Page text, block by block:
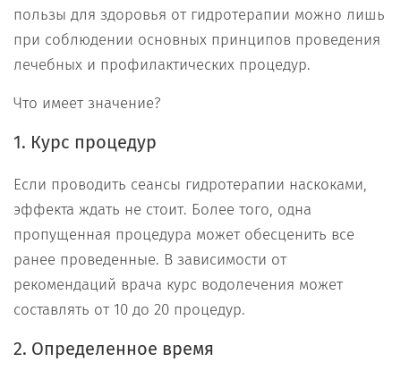
пользы для здоровья от гидротерапии можно лишь
при соблюдении основных принципов проведения
лечебных и профилактических процедур.
Что имеет значение?
1. Курс процедур
Если проводить сеансы гидротерапии наскоками,
эффекта ждать не стоит. Более того, одна
пропущенная процедура может обесценить все
ранее проведенные. В зависимости от
рекомендаций врача курс водолечения может
составлять от 10 до 20 процедур.
2. Определенное время